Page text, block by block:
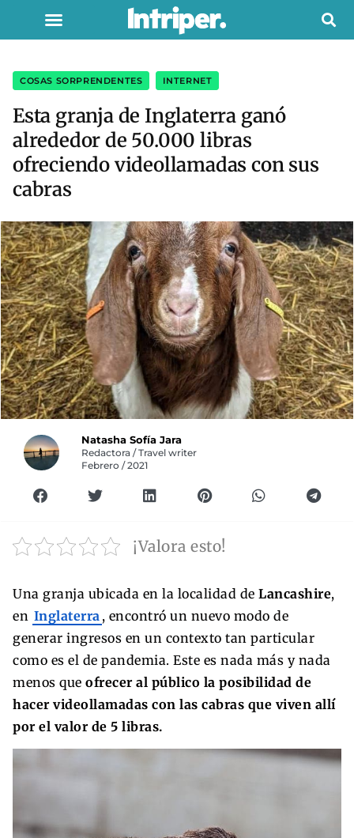
COSAS SORPRENDENTES INTERNET
Esta granja de Inglaterra ganó
alrededor de 50.000 libras
ofreciendo videollamadas con sus
cabras
Natasha Sofía Jara
Redactora / Travel writer
Febrero / 2021
¡Valora esto!
Una granja ubicada en la localidad de Lancashire,
en Inglaterra , encontró un nuevo modo de
generar ingresos en un contexto tan particular
como es el de pandemia. Este es nada más y nada
menos que ofrecer al público la posibilidad de
hacer videollamadas con las cabras que viven allí
por el valor de 5 libras.